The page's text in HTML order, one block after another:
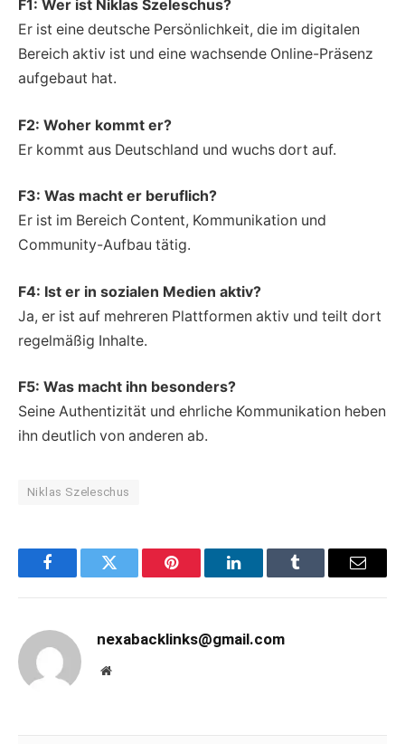
F1: Wer ist Niklas Szeleschus?
Er ist eine deutsche Persönlichkeit, die im digitalen
Bereich aktiv ist und eine wachsende Online-Präsenz
aufgebaut hat.
F2: Woher kommt er?
Er kommt aus Deutschland und wuchs dort auf.
F3: Was macht er beruflich?
Er ist im Bereich Content, Kommunikation und
Community-Aufbau tätig.
F4: Ist er in sozialen Medien aktiv?
Ja, er ist auf mehreren Plattformen aktiv und teilt dort
regelmäßig Inhalte.
F5: Was macht ihn besonders?
Seine Authentizität und ehrliche Kommunikation heben
ihn deutlich von anderen ab.
Niklas Szeleschus
FacebookTwitter Pinterest LinkedInTumblr Email
nexabacklinks@gmail.com
Website